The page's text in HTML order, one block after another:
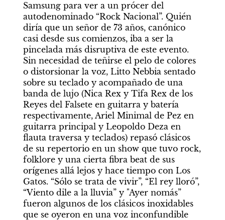
Samsung para ver a un prócer del
autodenominado “Rock Nacional”. Quién
diría que un señor de 73 años, canónico
casi desde sus comienzos, iba a ser la
pincelada más disruptiva de este evento.
Sin necesidad de teñirse el pelo de colores
o distorsionar la voz, Litto Nebbia sentado
sobre su teclado y acompañado de una
banda de lujo (Nica Rex y Tifa Rex de los
Reyes del Falsete en guitarra y batería
respectivamente, Ariel Minimal de Pez en
guitarra principal y Leopoldo Deza en
flauta traversa y teclados) repasó clásicos
de su repertorio en un show que tuvo rock,
folklore y una cierta fibra beat de sus
orígenes allá lejos y hace tiempo con Los
Gatos. “Sólo se trata de vivir”, “El rey lloró”,
“Viento dile a la lluvia” y "Ayer nomás”
fueron algunos de los clásicos inoxidables
que se oyeron en una voz inconfundible